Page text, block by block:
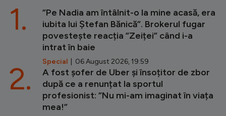
”Pe Nadia am întâlnit-o la mine acasă, era
iubita lui Ștefan Bănică”. Brokerul fugar
povestește reacția ”Zeiței” când i-a
intrat în baie
Special | 06 August 2026, 19:59
1.
A fost șofer de Uber și însoțitor de zbor
după ce a renunțat la sportul
profesionist: ”Nu mi-am imaginat în viața
mea!”
2.